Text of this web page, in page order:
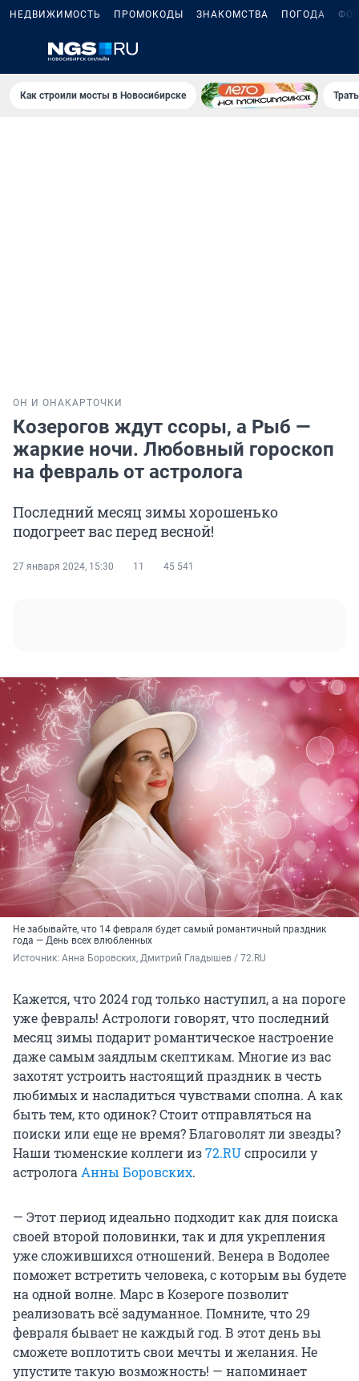
НЕДВИЖИМОСТЬ ПРОМОКОДЫ ЗНАКОМСТВА ПОГОДА
Как строили мосты в Новосибирске
ОН И ОНА КАРТОЧКИ
Козерогов ждут ссоры, а Рыб —
жаркие ночи. Любовный гороскоп
на февраль от астролога
Последний месяц зимы хорошенько
подогреет вас перед весной!
27 января 2024, 15:30 11 45 541
Не забывайте, что 14 февраля будет самый романтичный праздник
года — День всех влюбленных
Источник: Анна Боровских, Дмитрий Гладышев / 72.RU
Кажется, что 2024 год только наступил, а на пороге
уже февраль! Астрологи говорят, что последний
месяц зимы подарит романтическое настроение
даже самым заядлым скептикам. Многие из вас
захотят устроить настоящий праздник в честь
любимых и насладиться чувствами сполна. А как
быть тем, кто одинок? Стоит отправляться на
поиски или еще не время? Благоволят ли звезды?
Наши тюменские коллеги из72.RUспросили у
астрологаАнны Боровских.
— Этот период идеально подходит как для поиска
своей второй половинки, так и для укрепления
уже сложившихся отношений. Венера в Водолее
поможет встретить человека, с которым вы будете
на одной волне. Марс в Козероге позволит
реализовать всё задуманное. Помните, что 29
февраля бывает не каждый год. В этот день вы
сможете воплотить свои мечты и желания. Не
упустите такую возможность! — напоминает